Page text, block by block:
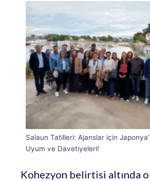
Salaun Tatilleri: Ajanslar için
Uyum ve Davetiyeleri!
Kohezyon belirtisi altında